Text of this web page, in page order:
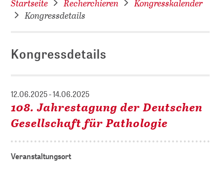
Startseite Recherchieren
Kongresskalender
Kongressdetails
Kongressdetails
12.06.2025 - 14.06.2025
108. Jahrestagung der Deutschen
Gesellschaft für Pathologie
Veranstaltungsort